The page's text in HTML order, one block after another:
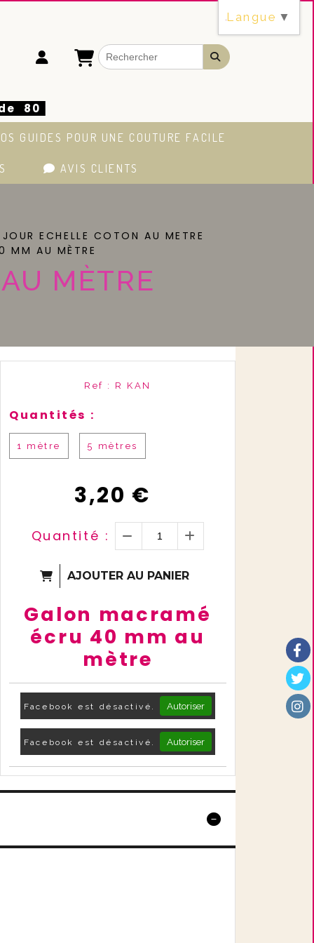
80
GUIDES POUR UNE COUTURE FACILE
AVIS CLIENTS
ECHELLE COTON AU METRE
MM AU MÈTRE
MÈTRE
Ref : R KAN
Quantités :
1 mètre 5 mètres
3,20 €
Quantité :
AJOUTER AU PANIER
Galon macramé
écru 40 mm au
mètre
Facebook est désactivé. Autoriser
Facebook est désactivé. Autoriser
Langue ▼